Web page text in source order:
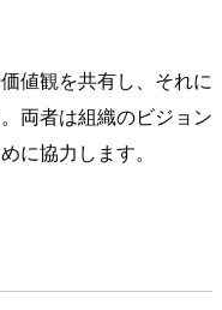
値観を共有し、それに
両者は組織のビジョン
に協力します。